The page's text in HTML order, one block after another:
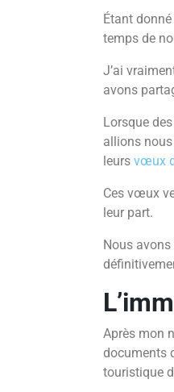
Étant
temps de
J’ai
avons
Lorsque
allions
leurs vœux
Ces vœux
leur part.
Nous
Après mon
documents
touristique